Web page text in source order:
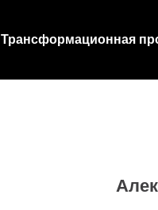
Трансформационная